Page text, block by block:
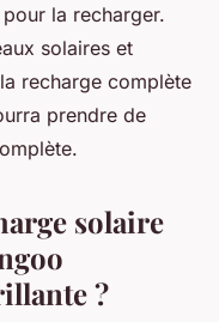
la recharger.
solaires et
recharge complète
prendre de
solaire
?